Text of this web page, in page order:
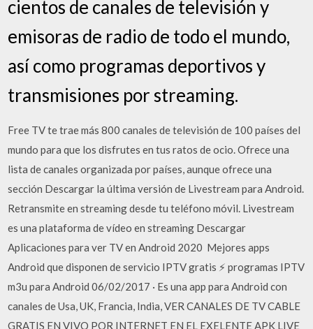
cientos de canales de televisión y
emisoras de radio de todo el mundo,
así como programas deportivos y
transmisiones por streaming.
Free TV te trae más 800 canales de televisión de 100 países del
mundo para que los disfrutes en tus ratos de ocio. Ofrece una
lista de canales organizada por países, aunque ofrece una
sección Descargar la última versión de Livestream para Android.
Retransmite en streaming desde tu teléfono móvil. Livestream
es una plataforma de vídeo en streaming Descargar
Aplicaciones para ver TV en Android 2020 ️ Mejores apps
Android que disponen de servicio IPTV gratis ⚡ programas IPTV
m3u para Android 06/02/2017 · Es una app para Android con
canales de Usa, UK, Francia, India, VER CANALES DE TV CABLE
GRATIS EN VIVO POR INTERNET EN EL EXELENTE APK LIVE